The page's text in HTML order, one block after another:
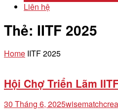
Liên hệ
Thẻ: IITF 2025
Home IITF 2025
Hội Chợ Triển Lãm
30 Tháng 6, 2025